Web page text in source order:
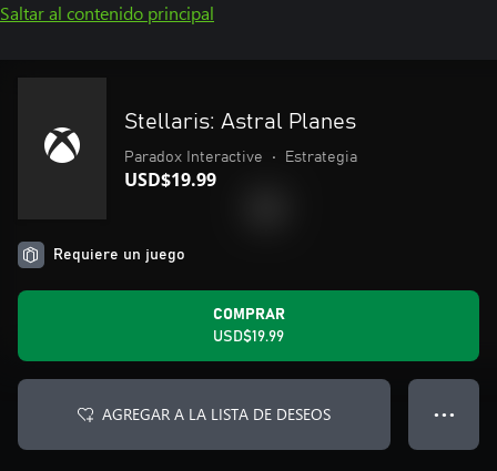
Saltar al contenido principal
Stellaris: Astral Planes
Paradox Interactive • Estrategia
USD$19.99
Requiere un juego
COMPRAR
USD$19.99
AGREGAR A LA LISTA DE DESEOS ● ● ●